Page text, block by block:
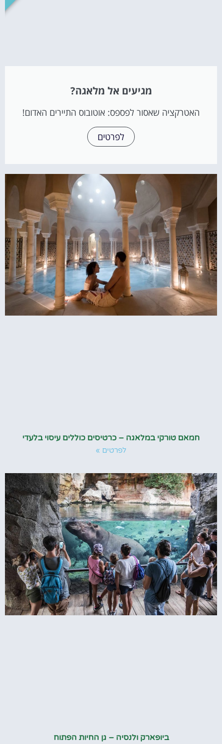
מגיעים אל מלאגה?
האטרקציה שאסור לפספס: אוטובוס התיירים האדום!
לפרטים
חמאם טורקי במלאגה – כרטיסים כוללים עיסוי בלעדי
לפרטים »
ביופארק ולנסיה – גן החיות הפתוח